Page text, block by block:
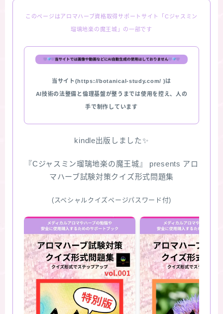
おすすめ商品＆レビュー
版限定)
このページはアロマハーブ資格取得サポートサイト「Cジャスミン
瑠璃地楽の魔王城」の一部です
当サイト(https://botanical-study.com/ )は
AI技術の法整備と倫理基盤が整うまでは使用を控え、人の
手で制作しています
kindle出版しました✨
『Cジャスミン瑠璃地楽の魔王城』 presents アロ
マハーブ試験対策クイズ形式問題集
(スペシャルクイズページパスワード付)